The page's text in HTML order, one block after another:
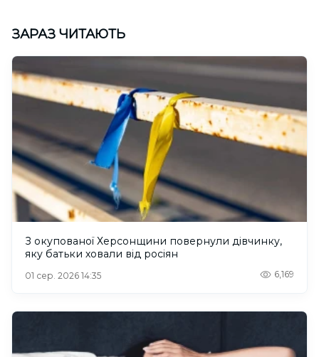
ЗАРАЗ ЧИТАЮТЬ
З окупованої Херсонщини повернули дівчинку,
яку батьки ховали від росіян
01 сер. 2026 14:35 6,169